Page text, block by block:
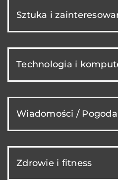
Sztuka i
Technologia i
Wiadomości /
Zdrowie i fitness